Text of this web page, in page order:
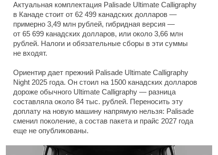
Актуальная комплектация Palisade Ultimate Calligraphy
в Канаде стоит от 62 499 канадских долларов —
примерно 3,49 млн рублей, гибридная версия —
от 65 699 канадских долларов, или около 3,66 млн
рублей. Налоги и обязательные сборы в эти суммы
не входят.
Ориентир дает прежний Palisade Ultimate Calligraphy
Night 2025 года. Он стоил на 1500 канадских долларов
дороже обычного Ultimate Calligraphy — разница
составляла около 84 тыс. рублей. Переносить эту
доплату на новую машину напрямую нельзя: Palisade
сменил поколение, а состав пакета и прайс 2027 года
еще не опубликованы.